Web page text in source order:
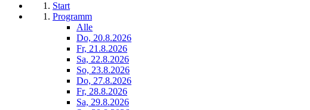
Start
Programm
Alle
Do, 20.8.2026
Fr, 21.8.2026
Sa, 22.8.2026
So, 23.8.2026
Do, 27.8.2026
Fr, 28.8.2026
Sa, 29.8.2026